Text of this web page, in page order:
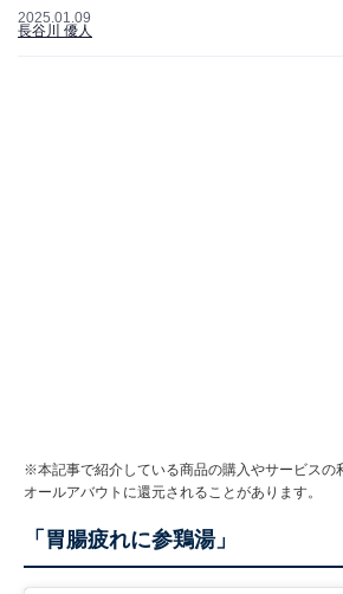
2025.01.09
長谷川 優人
※本記事で紹介している商品の購入やサービスの
オールアバウトに還元されることがあります。
「胃腸疲れに参鶏湯」